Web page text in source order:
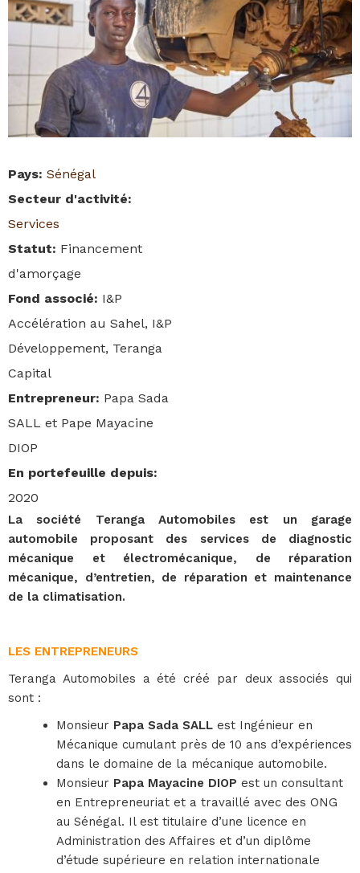
Pays: Sénégal
Secteur d'activité:
Services
Statut: Financement
d'amorçage
Fond associé: I&P
Accélération au Sahel, I&P
Développement, Teranga
Capital
Entrepreneur: Papa Sada
SALL et Pape Mayacine
DIOP
En portefeuille depuis:
2020
La société Teranga Automobiles est un garage
automobile proposant des services de diagnostic
mécanique et électromécanique, de réparation
mécanique, d’entretien, de réparation et maintenance
de la climatisation.
LES ENTREPRENEURS
Teranga Automobiles a été créé par deux associés qui
sont :
Monsieur Papa Sada SALL est Ingénieur en
Mécanique cumulant près de 10 ans d’expériences
dans le domaine de la mécanique automobile.
Monsieur Papa Mayacine DIOP est un consultant
en Entrepreneuriat et a travaillé avec des ONG
au Sénégal. Il est titulaire d’une licence en
Administration des Affaires et d’un diplôme
d’étude supérieure en relation internationale